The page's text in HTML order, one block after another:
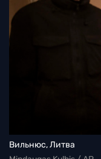
Вильнюс, Литва